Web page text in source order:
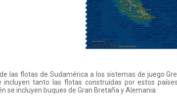
las flotas de Sudamérica a los sistemas de juego
incluyen tanto las flotas construidas por estos
se incluyen buques de Gran Bretaña y Alemania.